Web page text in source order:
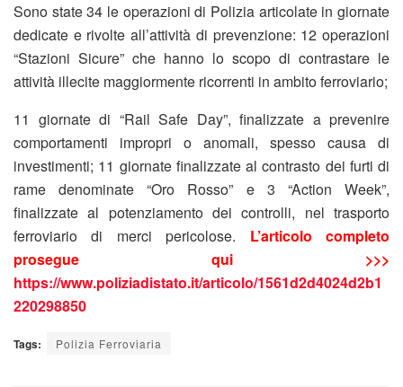
Sono state 34 le operazioni di Polizia articolate in giornate
dedicate e rivolte all’attività di prevenzione: 12 operazioni
“Stazioni Sicure” che hanno lo scopo di contrastare le
attività illecite maggiormente ricorrenti in ambito ferroviario;
11 giornate di “Rail Safe Day”, finalizzate a prevenire
comportamenti impropri o anomali, spesso causa di
investimenti; 11 giornate finalizzate al contrasto dei furti di
rame denominate “Oro Rosso” e 3 “Action Week”,
finalizzate al potenziamento dei controlli, nel trasporto
ferroviario di merci pericolose. L’articolo completo
prosegue qui >>>
https://www.poliziadistato.it/articolo/1561d2d4024d2b1
220298850
Tags: Polizia Ferroviaria